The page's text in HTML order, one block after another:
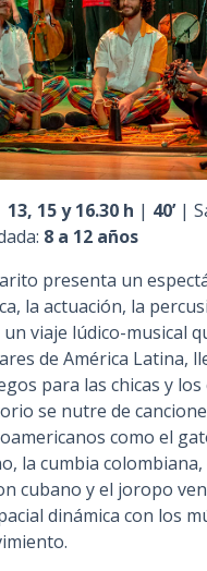
a
l
13, 15 y 16.30 h | 40’|
8 a 12 años
presenta un
la actuación, la
viaje lúdico-musical
de América Latina,
para las chicas y los
se nutre de
como el
la cumbia colombiana,
cubano y el joropo
dinámica con los